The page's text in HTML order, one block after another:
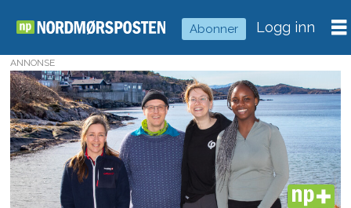
Abonner Logg inn
Tag:
reclaim-
prosjektet
ANNONSE
PLUS